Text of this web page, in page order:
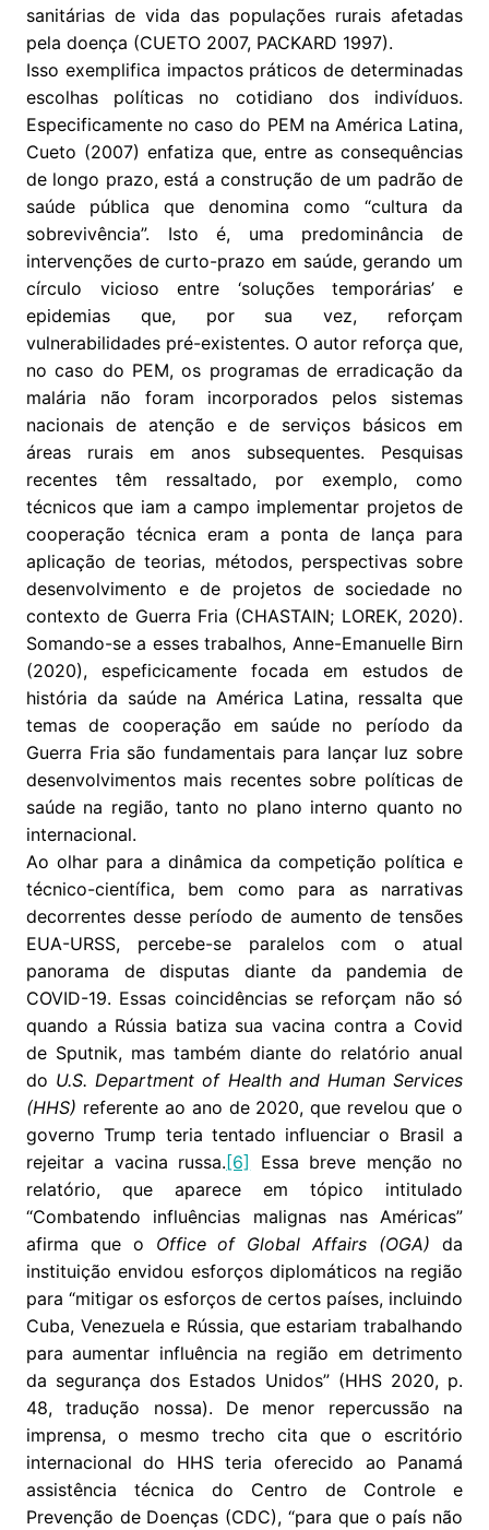
sanitárias de vida das populações rurais afetadas
pela doença (CUETO 2007, PACKARD 1997).
Isso exemplifica impactos práticos de determinadas
escolhas políticas no cotidiano dos indivíduos.
Especificamente no caso do PEM na América Latina,
Cueto (2007) enfatiza que, entre as consequências
de longo prazo, está a construção de um padrão de
saúde pública que denomina como “cultura da
sobrevivência”. Isto é, uma predominância de
intervenções de curto-prazo em saúde, gerando um
círculo vicioso entre ‘soluções temporárias’ e
epidemias que, por sua vez, reforçam
vulnerabilidades pré-existentes. O autor reforça que,
no caso do PEM, os programas de erradicação da
malária não foram incorporados pelos sistemas
nacionais de atenção e de serviços básicos em
áreas rurais em anos subsequentes. Pesquisas
recentes têm ressaltado, por exemplo, como
técnicos que iam a campo implementar projetos de
cooperação técnica eram a ponta de lança para
aplicação de teorias, métodos, perspectivas sobre
desenvolvimento e de projetos de sociedade no
contexto de Guerra Fria (CHASTAIN; LOREK, 2020).
Somando-se a esses trabalhos, Anne-Emanuelle Birn
(2020), espeficicamente focada em estudos de
história da saúde na América Latina, ressalta que
temas de cooperação em saúde no período da
Guerra Fria são fundamentais para lançar luz sobre
desenvolvimentos mais recentes sobre políticas de
saúde na região, tanto no plano interno quanto no
internacional.
Ao olhar para a dinâmica da competição política e
técnico-científica, bem como para as narrativas
decorrentes desse período de aumento de tensões
EUA-URSS, percebe-se paralelos com o atual
panorama de disputas diante da pandemia de
COVID-19. Essas coincidências se reforçam não só
quando a Rússia batiza sua vacina contra a Covid
de Sputnik, mas também diante do relatório anual
do U.S. Department of Health and Human Services
(HHS) referente ao ano de 2020, que revelou que o
governo Trump teria tentado influenciar o Brasil a
rejeitar a vacina russa. [6]
Essa breve menção no
relatório, que aparece em tópico intitulado
“Combatendo influências malignas nas Américas”
afirma que o Office of Global Affairs (OGA) da
instituição envidou esforços diplomáticos na região
para “mitigar os esforços de certos países, incluindo
Cuba, Venezuela e Rússia, que estariam trabalhando
para aumentar influência na região em detrimento
da segurança dos Estados Unidos” (HHS 2020, p.
48, tradução nossa). De menor repercussão na
imprensa, o mesmo trecho cita que o escritório
internacional do HHS teria oferecido ao Panamá
assistência técnica do Centro de Controle e
Prevenção de Doenças (CDC), “para que o país não